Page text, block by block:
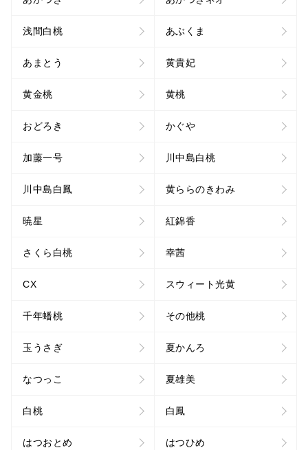
浅間白桃 あぶくま
あまとう 黄貴妃
黄金桃 黄桃
おどろき かぐや
加藤一号 川中島白桃
川中島白鳳 黄ららのきわみ
暁星 紅錦香
さくら白桃 幸茜
CX スウィート光黄
千年蟠桃 その他桃
玉うさぎ 夏かんろ
なつっこ 夏雄美
白桃 白鳳
はつおとめ はつひめ